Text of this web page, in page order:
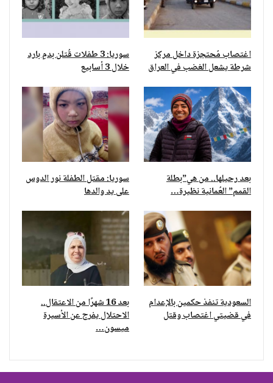
اغتصاب مُحتجزة داخل مركز
شرطة يشعل الغضب في العراق
سوريا: 3 طفلات قُتلن بدمٍ بارد
خلال 3 أسابيع
بعد رحيلها.. من هي”بطلة
القمم” العُمانية نظيرة…
سوريا: مقتل الطفلة نور الدوس
على يد والدها
السعودية تنفذ حكمين بالإعدام
في قضيتي اغتصاب وقتل
بعد 16 شهرًا من الاعتقال..
الاحتلال يفرج عن الأسيرة
ميسون…